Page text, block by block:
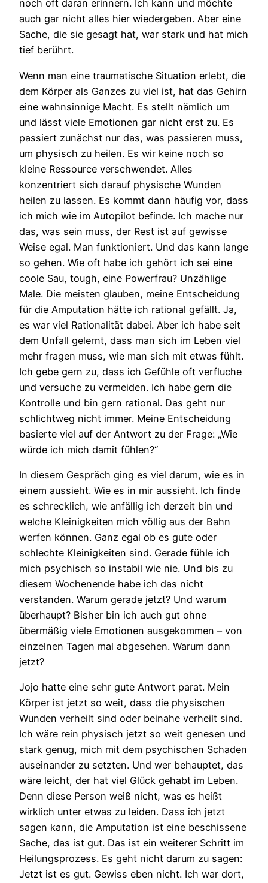
noch oft daran erinnern. Ich kann und möchte
auch gar nicht alles hier wiedergeben. Aber eine
Sache, die sie gesagt hat, war stark und hat mich
tief berührt.
Wenn man eine traumatische Situation erlebt, die
dem Körper als Ganzes zu viel ist, hat das Gehirn
eine wahnsinnige Macht. Es stellt nämlich um
und lässt viele Emotionen gar nicht erst zu. Es
passiert zunächst nur das, was passieren muss,
um physisch zu heilen. Es wir keine noch so
kleine Ressource verschwendet. Alles
konzentriert sich darauf physische Wunden
heilen zu lassen. Es kommt dann häufig vor, dass
ich mich wie im Autopilot befinde. Ich mache nur
das, was sein muss, der Rest ist auf gewisse
Weise egal. Man funktioniert. Und das kann lange
so gehen. Wie oft habe ich gehört ich sei eine
coole Sau, tough, eine Powerfrau? Unzählige
Male. Die meisten glauben, meine Entscheidung
für die Amputation hätte ich rational gefällt. Ja,
es war viel Rationalität dabei. Aber ich habe seit
dem Unfall gelernt, dass man sich im Leben viel
mehr fragen muss, wie man sich mit etwas fühlt.
Ich gebe gern zu, dass ich Gefühle oft verfluche
und versuche zu vermeiden. Ich habe gern die
Kontrolle und bin gern rational. Das geht nur
schlichtweg nicht immer. Meine Entscheidung
basierte viel auf der Antwort zu der Frage: „Wie
würde ich mich damit fühlen?“
In diesem Gespräch ging es viel darum, wie es in
einem aussieht. Wie es in mir aussieht. Ich finde
es schrecklich, wie anfällig ich derzeit bin und
welche Kleinigkeiten mich völlig aus der Bahn
werfen können. Ganz egal ob es gute oder
schlechte Kleinigkeiten sind. Gerade fühle ich
mich psychisch so instabil wie nie. Und bis zu
diesem Wochenende habe ich das nicht
verstanden. Warum gerade jetzt? Und warum
überhaupt? Bisher bin ich auch gut ohne
übermäßig viele Emotionen ausgekommen – von
einzelnen Tagen mal abgesehen. Warum dann
jetzt?
Jojo hatte eine sehr gute Antwort parat. Mein
Körper ist jetzt so weit, dass die physischen
Wunden verheilt sind oder beinahe verheilt sind.
Ich wäre rein physisch jetzt so weit genesen und
stark genug, mich mit dem psychischen Schaden
auseinander zu setzten. Und wer behauptet, das
wäre leicht, der hat viel Glück gehabt im Leben.
Denn diese Person weiß nicht, was es heißt
wirklich unter etwas zu leiden. Dass ich jetzt
sagen kann, die Amputation ist eine beschissene
Sache, das ist gut. Das ist ein weiterer Schritt im
Heilungsprozess. Es geht nicht darum zu sagen:
Jetzt ist es gut. Gewiss eben nicht. Ich war dort,